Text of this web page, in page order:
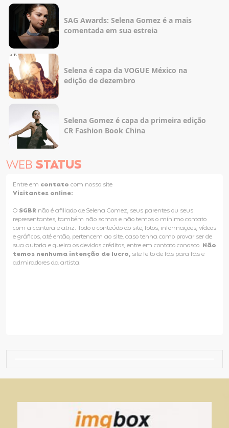
SAG Awards: Selena Gomez é a mais
comentada em sua estreia
Selena é capa da VOGUE México na
edição de dezembro
Selena Gomez é capa da primeira edição
CR Fashion Book China
WEB STATUS
Entre em contato com nosso site
Visitantes online:
O SGBR não é afiliado de Selena Gomez, seus parentes ou seus
representantes, também não somos e não temos o mínimo contato
com a cantora e atriz. Todo o conteúdo do site, fotos, informações, vídeos
e gráficos, até então, pertencem ao site, caso tenha como provar ser de
sua autoria e queira os devidos créditos, entre em contato conosco. Não
temos nenhuma intenção de lucro, site feito de fãs para fãs e
admiradores da artista.